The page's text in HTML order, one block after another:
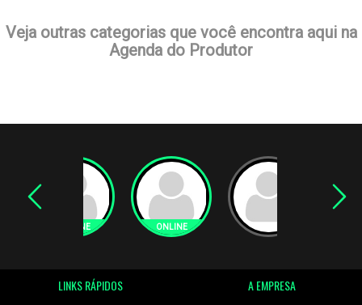
Veja outras categorias que você encontra aqui na
Agenda do Produtor
LINKS RÁPIDOS A EMPRESA